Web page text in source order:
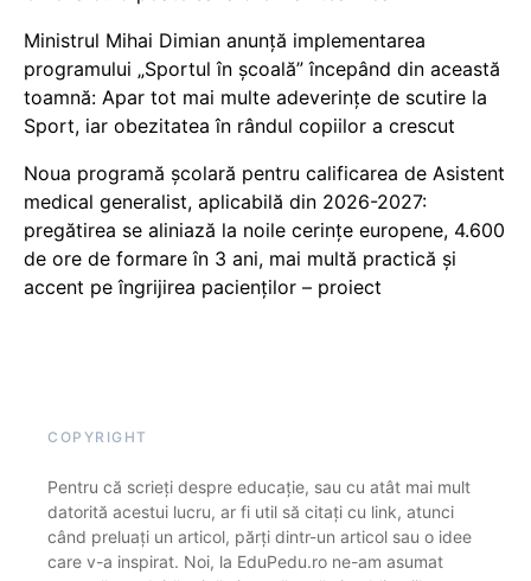
Ministrul Mihai Dimian anunță implementarea
programului „Sportul în școală” începând din această
toamnă: Apar tot mai multe adeverințe de scutire la
Sport, iar obezitatea în rândul copiilor a crescut
Noua programă școlară pentru calificarea de Asistent
medical generalist, aplicabilă din 2026-2027:
pregătirea se aliniază la noile cerințe europene, 4.600
de ore de formare în 3 ani, mai multă practică și
accent pe îngrijirea pacienților – proiect
COPYRIGHT
Pentru că scrieți despre educație, sau cu atât mai mult
datorită acestui lucru, ar fi util să citați cu link, atunci
când preluați un articol, părți dintr-un articol sau o idee
care v-a inspirat. Noi, la EduPedu.ro ne-am asumat